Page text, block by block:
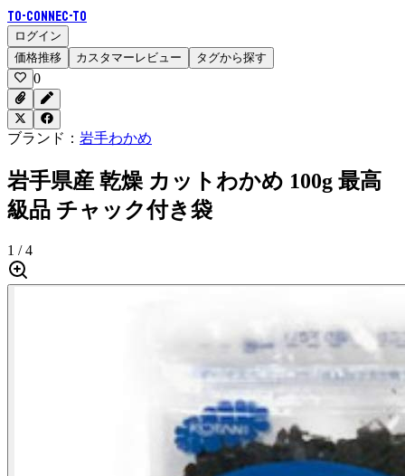
To-Connec-TO
ログイン
価格推移
カスタマーレビュー タグから探す
0
ブランド： 岩手わかめ
岩手県産 乾燥 カットわかめ 100g 最高
級品 チャック付き袋
1 / 4